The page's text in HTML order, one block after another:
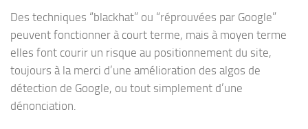
Des techniques “blackhat” ou “réprouvées par Google”
peuvent fonctionner à court terme, mais à moyen terme
elles font courir un risque au positionnement du site,
toujours à la merci d’une amélioration des algos de
détection de Google, ou tout simplement d’une
dénonciation.